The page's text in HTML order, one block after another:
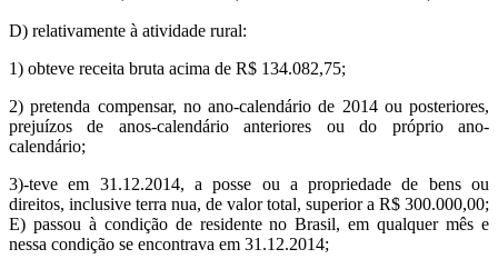
D) relativamente à atividade rural:
1) obteve receita bruta acima de R$ 134.082,75;
2) pretenda compensar, no ano-calendário de 2014 ou posteriores,
prejuízos de anos-calendário anteriores ou do próprio ano-
calendário;
3)-teve em 31.12.2014, a posse ou a propriedade de bens ou
direitos, inclusive terra nua, de valor total, superior a R$ 300.000,00;
E) passou à condição de residente no Brasil, em qualquer mês e
nessa condição se encontrava em 31.12.2014;